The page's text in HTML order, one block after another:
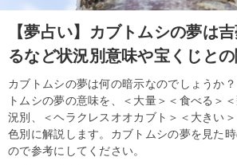
【夢占い】カブトムシの夢は
るなど状況別意味や宝くじと
カブトムシの夢は何の暗示なのでしょうか
トムシの夢の意味を、＜大量＞＜食べる＞
況別、＜ヘラクレスオオカブト＞＜大きい
色別に解説します。カブトムシの夢を見た
ので参考にしてください。